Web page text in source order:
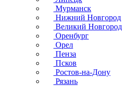
Мурманск
Нижний Новгород
Великий Новгород
Оренбург
Орел
Пенза
Псков
Ростов-на-Дону
Рязань